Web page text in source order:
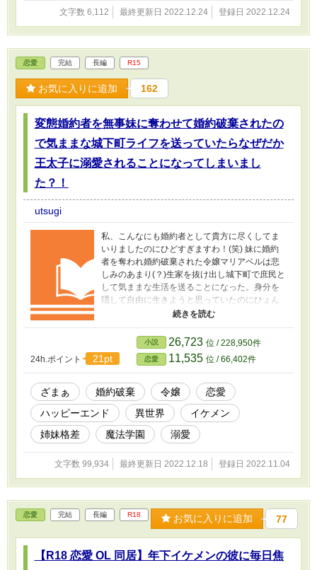
文字数 6,112 最終更新日 2022.12.24 登録日 2022.12.24
恋愛 完結 長編 R15
お気に入りに追加 162
変態婚約者を無事妹に奪わせて婚約破棄されたの
で気ままな城下町ライフを送っていたらなぜだか
王太子に溺愛されることになってしまいまし
た？！
utsugi
私、こんなにも婚約者として貴方に尽くしてま
いりましたのにひどすぎますわ！(笑) 妹に婚約
者を奪われ婚約破棄された令嬢マリアベルは悲
しみのあまり(？)生家を抜け出し城下町で庶民と
して気ままな生活を送ることになった。身分を
隠して自由に生きようと思っていたのにひょん
なことから光魔法の能力が開花し半強制的に魔
法学校に入学させられることに。そのうちなぜ
か王太子から溺愛されるようになったけれど王
太子にはなにやら秘密がありそうで……？！ ※
適宜内容を修正する場合があります
24h.ポイント 21pt
小説 26,723 位 / 228,950件
恋愛 11,535 位 / 66,402件
ざまぁ 婚約破棄 令嬢
恋愛
ハッピーエンド
異世界
イケメン
姉妹格差
魔法学園 溺愛
文字数 99,934 最終更新日 2022.12.18 登録日 2022.11.04
恋愛 完結 長編 R18 お気に入りに追加 77
【R18 恋愛 OL 同居】年下イケメンの彼に毎日焦